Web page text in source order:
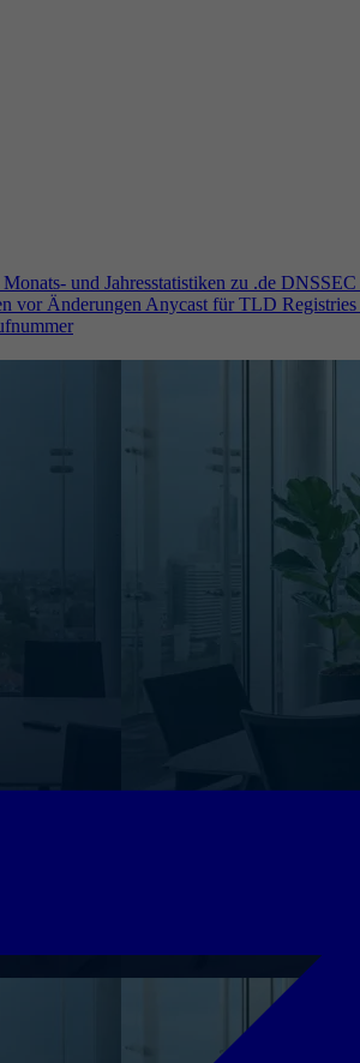
Monats- und Jahresstatistiken zu .de DNSSEC
vor ÄnderungenAnycast für TLD Registries